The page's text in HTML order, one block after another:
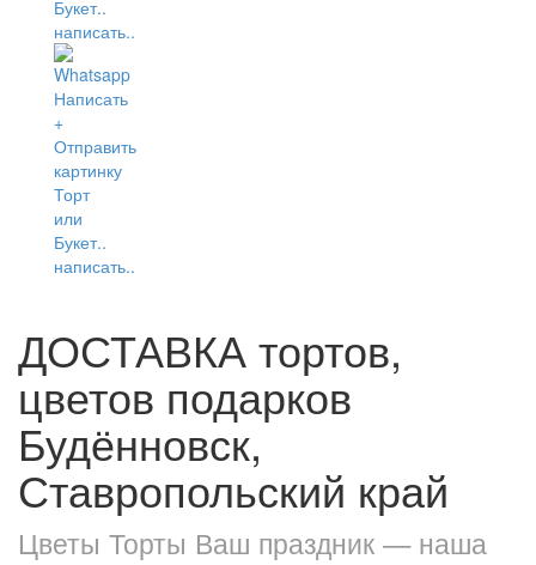
написать..
написать..
ДОСТАВКА тортов,
цветов подарков
Будённовск,
Ставропольский край
Цветы Торты Ваш праздник — наша